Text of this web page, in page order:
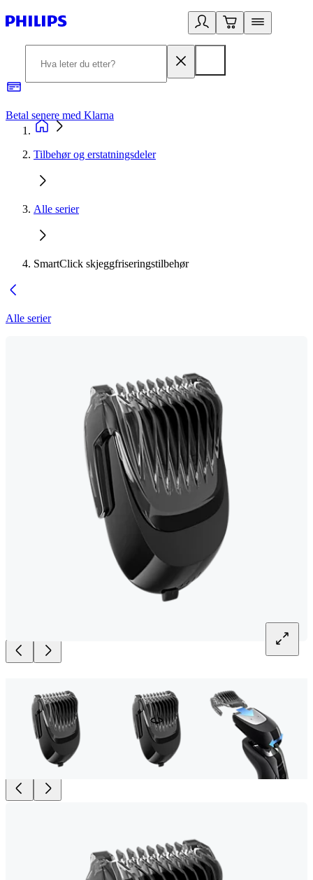
Betal senere med Klarna
Tilbehør og erstatningsdeler
Alle serier
SmartClick skjeggfriseringstilbehør
Alle serier